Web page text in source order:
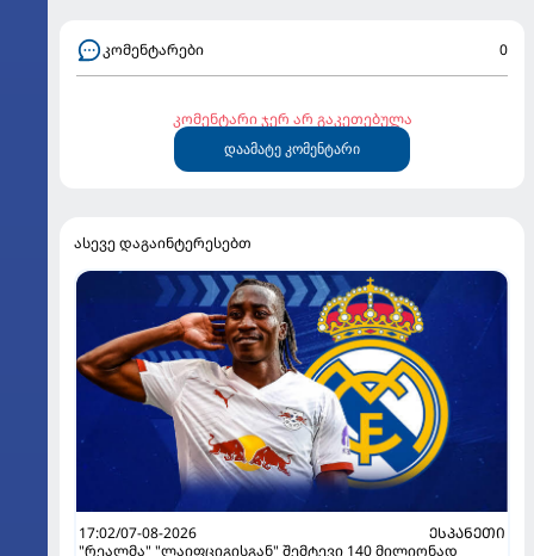
კომენტარები 0
კომენტარი ჯერ არ გაკეთებულა
დაამატე კომენტარი
ასევე დაგაინტერესებთ
17:02/07-08-2026
ᲔᲡᲞᲐᲜᲔᲗᲘ
"რეალმა" "ლაიფციგისგან" შემტევი 140 მილიონად